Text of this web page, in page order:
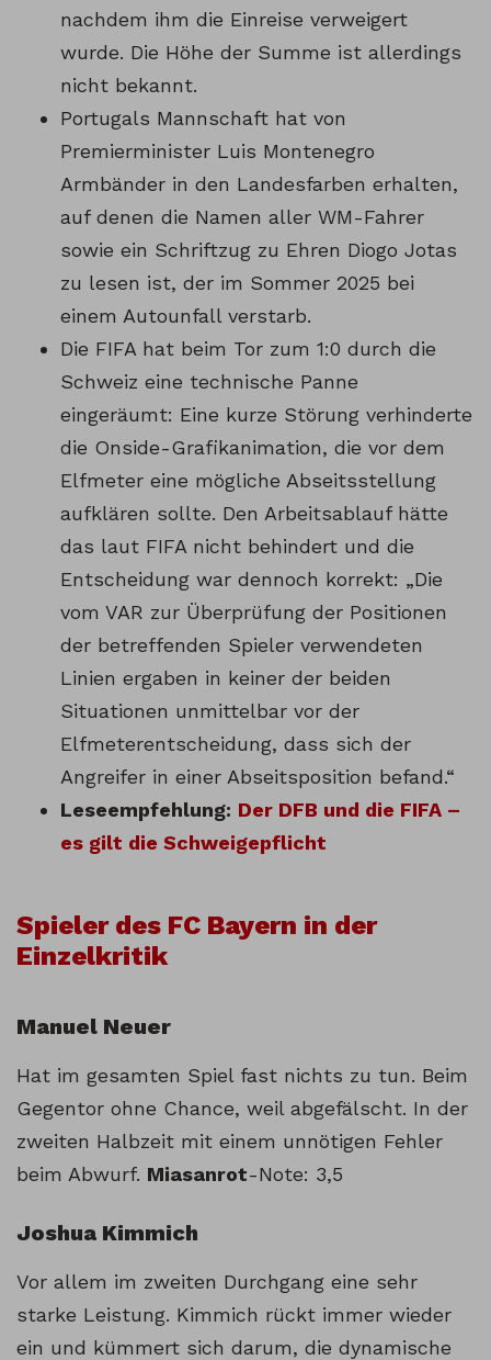
nachdem ihm die Einreise verweigert
wurde. Die Höhe der Summe ist allerdings
nicht bekannt.
Portugals Mannschaft hat von
Premierminister Luis Montenegro
Armbänder in den Landesfarben erhalten,
auf denen die Namen aller WM-Fahrer
sowie ein Schriftzug zu Ehren Diogo Jotas
zu lesen ist, der im Sommer 2025 bei
einem Autounfall verstarb.
Die FIFA hat beim Tor zum 1:0 durch die
Schweiz eine technische Panne
eingeräumt: Eine kurze Störung verhinderte
die Onside-Grafikanimation, die vor dem
Elfmeter eine mögliche Abseitsstellung
aufklären sollte. Den Arbeitsablauf hätte
das laut FIFA nicht behindert und die
Entscheidung war dennoch korrekt: „Die
vom VAR zur Überprüfung der Positionen
der betreffenden Spieler verwendeten
Linien ergaben in keiner der beiden
Situationen unmittelbar vor der
Elfmeterentscheidung, dass sich der
Angreifer in einer Abseitsposition befand.“
Leseempfehlung: Der DFB und die FIFA –
es gilt die Schweigepflicht
Spieler des FC Bayern in der
Einzelkritik
Manuel Neuer
Hat im gesamten Spiel fast nichts zu tun. Beim
Gegentor ohne Chance, weil abgefälscht. In der
zweiten Halbzeit mit einem unnötigen Fehler
beim Abwurf. Miasanrot-Note: 3,5
Joshua Kimmich
Vor allem im zweiten Durchgang eine sehr
starke Leistung. Kimmich rückt immer wieder
ein und kümmert sich darum, die dynamische